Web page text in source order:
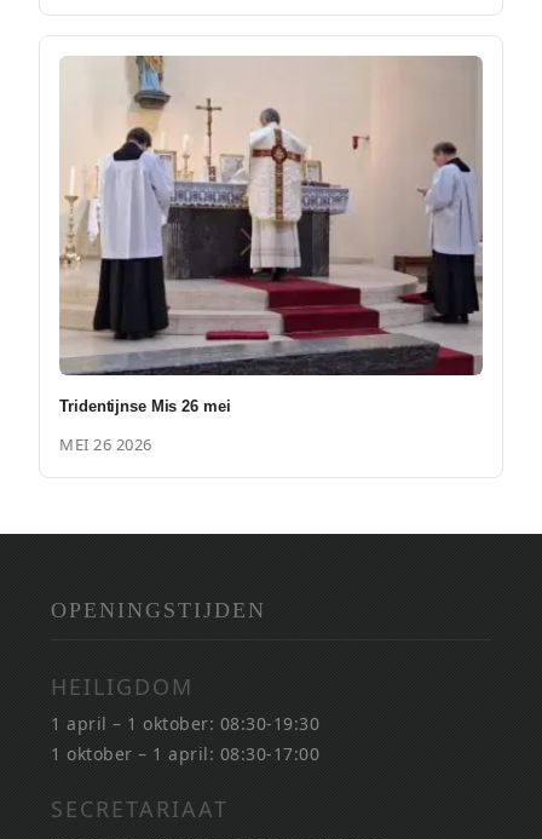
Tridentijnse Mis 26 mei
MEI 26 2026
OPENINGSTIJDEN
HEILIGDOM
1 april – 1 oktober: 08:30-19:30
1 oktober – 1 april: 08:30-17:00
SECRETARIAAT